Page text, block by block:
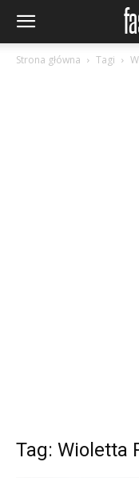
Strona główna Tagi
Tag: Wioletta